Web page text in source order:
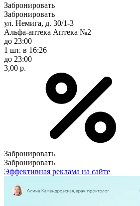
Забронировать
Забронировать
ул. Немига, д. 30/1-3
Альфа-аптека Аптека №2
до 23:00
1 шт. в 16:26
до 23:00
3,00 р.
Забронировать
Забронировать
Эффективная реклама на сайте